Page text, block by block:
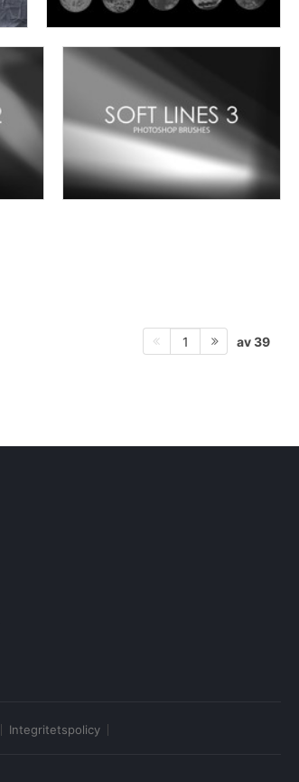
1 av 39
Integritetspolicy